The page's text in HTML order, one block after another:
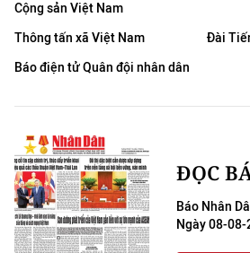
MUA BÁO
ENGLISH
中文
FRANÇAIS
РУССКИЙ
Cộng sản Việt Nam
Thông tấn xã Việt Nam
Đài
Báo điện tử Quân đội nhân dân
ĐỌC
Báo Nhân
Ngày 08-